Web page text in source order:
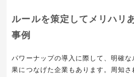
ルールを策定してメリハリ
事例
パワーナップの導入に際して、明確
果につなげた企業もあります。周知さ